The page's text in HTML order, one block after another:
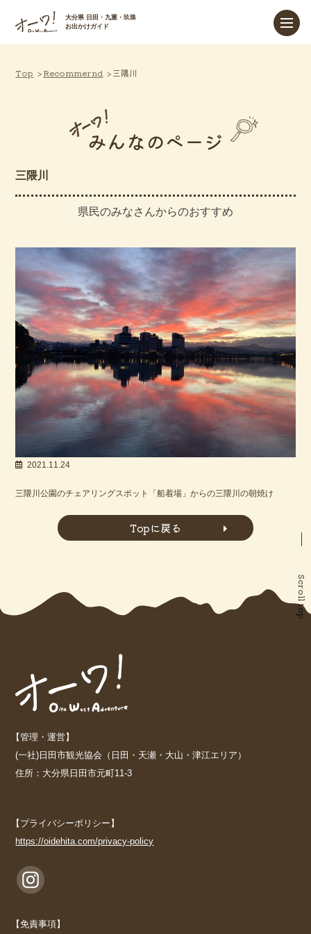
大分県 日田・九重・玖珠
お出かけガイド
Top Recommernd 三隈川
みんなのページ
三隈川
県民のみなさんからのおすすめ
2021.11.24
三隈川公園のチェアリングスポット「船着場」からの三隈川の朝焼け
Topに戻る
Scroll top
【管理・運営】
(一社)日田市観光協会（日田・天瀬・大山・津江エリア）
住所：大分県日田市元町11-3
【プライバシーポリシー】
https://oidehita.com/privacy-policy
【免責事項】